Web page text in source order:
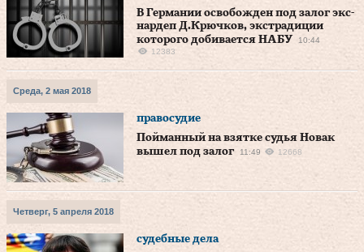
В Германии освобожден под залог экс-
нардеп Д.Крючков, экстрадиции
которого добивается НАБУ
10:44
12383
Среда, 2 мая 2018
правосудие
Пойманный на взятке судья Новак
вышел под залог
11:49 12668
Четверг, 5 апреля 2018
судебные дела